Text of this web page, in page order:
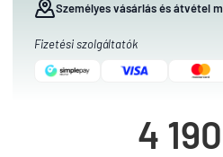
Személyes vásárlás és átvétel
Fizetési szolgáltatók
4